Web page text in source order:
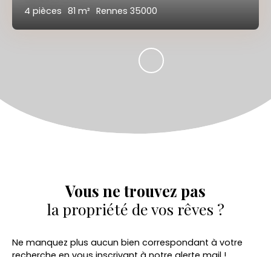
4 pièces 81 m² Rennes 35000
Vous ne trouvez pas
la propriété de vos rêves ?
Ne manquez plus aucun bien correspondant à votre